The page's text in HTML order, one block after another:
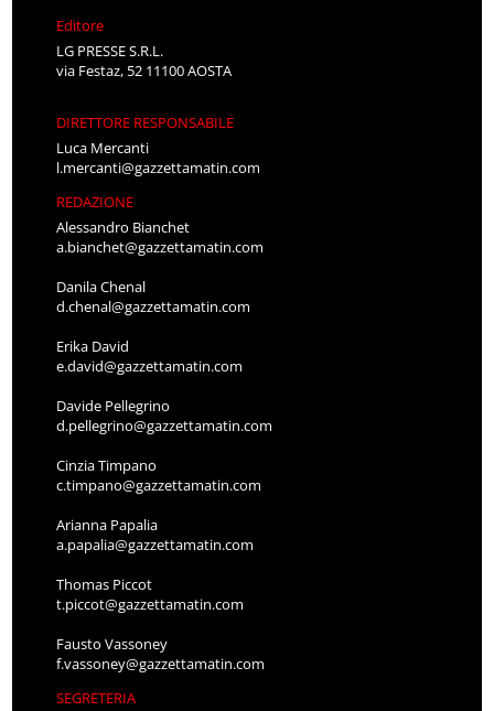
Editore
LG PRESSE S.R.L.
via Festaz, 52 11100 AOSTA
DIRETTORE RESPONSABILE
Luca Mercanti
l.mercanti@gazzettamatin.com
REDAZIONE
Alessandro Bianchet
a.bianchet@gazzettamatin.com
Danila Chenal
d.chenal@gazzettamatin.com
Erika David
e.david@gazzettamatin.com
Davide Pellegrino
d.pellegrino@gazzettamatin.com
Cinzia Timpano
c.timpano@gazzettamatin.com
Arianna Papalia
a.papalia@gazzettamatin.com
Thomas Piccot
t.piccot@gazzettamatin.com
Fausto Vassoney
f.vassoney@gazzettamatin.com
SEGRETERIA